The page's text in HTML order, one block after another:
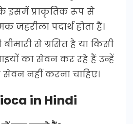
इसमें प्राकृतिक रूप से
जहरीला पदार्थ होता हैं।
से ग्रसित है या किसी
का सेवन कर रहे हैं उन्हें
नहीं करना चाहिए।
in Hindi